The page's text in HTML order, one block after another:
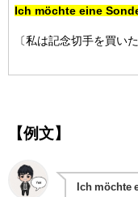
Ich möchte eine
〔私は記念切手を買い
【例文】
Ich möchte